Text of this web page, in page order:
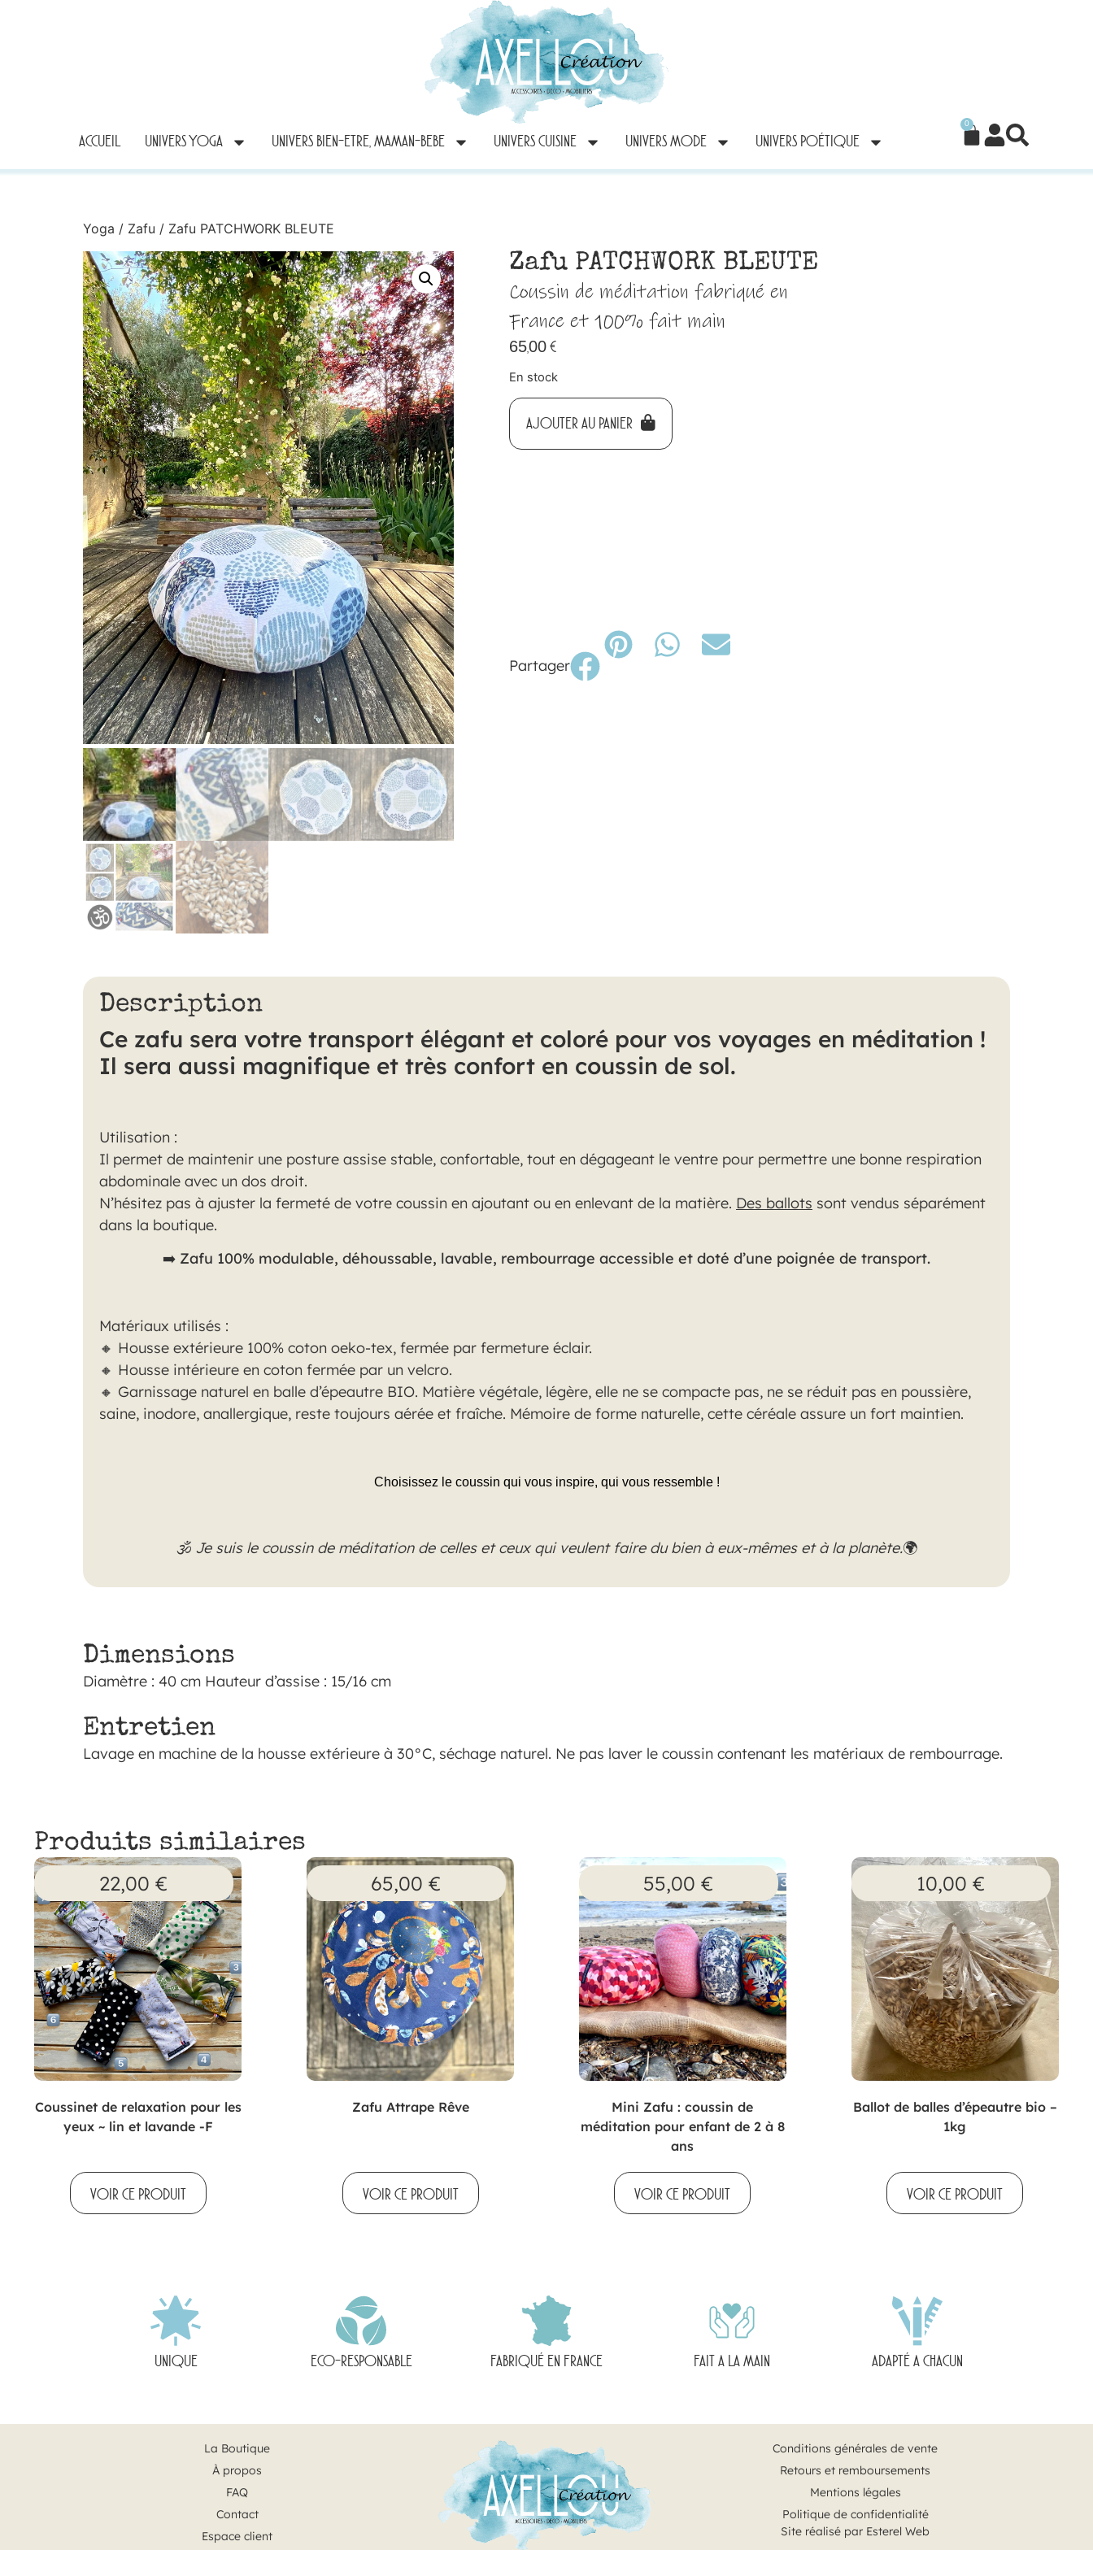
ACCUEIL UNIVERS YOGA UNIVERS BIEN-ETRE, MAMAN-BEBE UNIVERS CUISINE UNIVERS MODE UNIVERS POÉTIQUE
0
Yoga / Zafu / Zafu PATCHWORK BLEUTE
Zafu PATCHWORK BLEUTE
Coussin de méditation fabriqué en
France et 100% fait main
65,00€
En stock
AJOUTER AU PANIER
Partager
Description
Ce zafu sera votre transport élégant et coloré pour vos voyages en méditation !
Il sera aussi magnifique et très confort en coussin de sol.
Utilisation :
Il permet de maintenir une posture assise stable, confortable, tout en dégageant le ventre pour permettre une bonne respiration
abdominale avec un dos droit.
N’hésitez pas à ajuster la fermeté de votre coussin en ajoutant ou en enlevant de la matière. Des ballots sont vendus séparément
dans la boutique.
➡️ Zafu 100% modulable, déhoussable, lavable, rembourrage accessible et doté d’une poignée de transport.
Matériaux utilisés :
🔸 Housse extérieure 100% coton oeko-tex, fermée par fermeture éclair.
🔸 Housse intérieure en coton fermée par un velcro.
🔸 Garnissage naturel en balle d’épeautre BIO. Matière végétale, légère, elle ne se compacte pas, ne se réduit pas en poussière,
saine, inodore, anallergique, reste toujours aérée et fraîche. Mémoire de forme naturelle, cette céréale assure un fort maintien.
Choisissez le coussin qui vous inspire, qui vous ressemble !
🕉 Je suis le coussin de méditation de celles et ceux qui veulent faire du bien à eux-mêmes et à la planète.🌍
Dimensions
Diamètre : 40 cm Hauteur d’assise : 15/16 cm
Entretien
Lavage en machine de la housse extérieure à 30°C, séchage naturel. Ne pas laver le coussin contenant les matériaux de rembourrage.
Produits similaires
22,00€
Coussinet de relaxation pour les
yeux ~ lin et lavande -F
VOIR CE PRODUIT
65,00 €
Zafu Attrape Rêve
VOIR CE PRODUIT
55,00 €
Mini Zafu : coussin de
méditation pour enfant de 2 à 8
ans
VOIR CE PRODUIT
10,00 €
Ballot de balles d’épeautre bio –
1kg
VOIR CE PRODUIT
UNIQUE ECO-RESPONSABLE FABRIQUÉ EN FRANCE FAIT A LA MAIN ADAPTÉ A CHACUN
La Boutique
À propos
FAQ
Contact
Espace client
Conditions générales de vente
Retours et remboursements
Mentions légales
Politique de confidentialité
Site réalisé par Esterel Web